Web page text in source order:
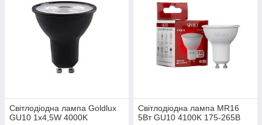
Світлодіодна лампа Goldlux
GU10 1x4,5W 4000K
Світлодіодна лампа MR16
5Вт GU10 4100K 175-265В